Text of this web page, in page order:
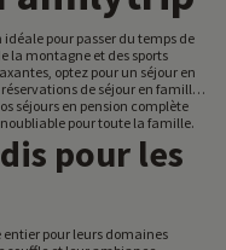
pour passer du temps de
la montagne et des sports
optez pour un séjour en
de séjour en famille.
séjours en pension complète
pour toute la famille.
pour les
entier pour leurs domaines